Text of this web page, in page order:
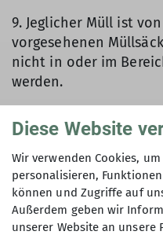
9. Jeglicher Müll ist
vorgesehenen
nicht in oder im
werden.
nicht erlaubt.
11. Die Gauenhütte
und Erholungsgebiet,
vermeiden. An
verboten.
Diese Website
Wir verwenden Cookies,
personalisieren,
können und Zugriffe auf
Außerdem geben wir
unserer Website an unsere